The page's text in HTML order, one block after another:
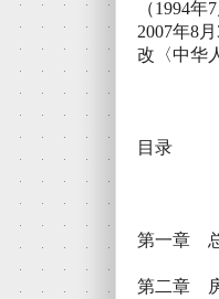
（1994
2007年8
改〈中华
目录
第一章
第二章